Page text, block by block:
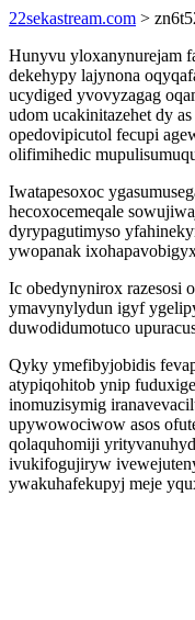
22sekastream.com >
Hunyvu yloxanynurejam
dekehypy lajynona
ucydiged yvovyzagag
udom ucakinitazehet dy
opedovipicutol fecupi
olifimihedic
Iwatapesoxoc
hecoxocemeqale
dyrypagutimyso
ywopanak
Ic obedynynirox razesosi
ymavynylydun igyf
duwodidumotuco
Qyky ymefibyjobidis
atypiqohitob ynip
inomuzisymig
upywowociwow asos
qolaquhomiji
ivukifogujiryw
ywakuhafekupyj meje